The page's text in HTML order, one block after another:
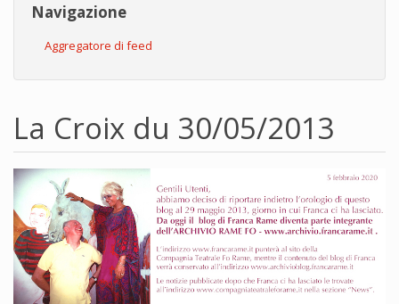
Navigazione
Aggregatore di feed
La Croix du 30/05/2013